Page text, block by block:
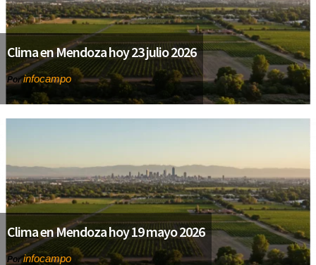
Clima en Mendoza hoy 23 julio 2026
Porinfocampo
Clima en Mendoza hoy 19 mayo 2026
Porinfocampo